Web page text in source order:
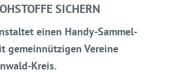
SICHERN
einen Handy-Sammel-
gemeinnützigen Vereine
Kreis.